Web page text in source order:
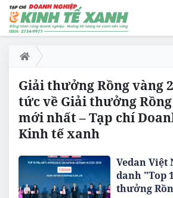
Giải thưởng Rồng vàng
tức về Giải thưởng Rồng
mới nhất – Tạp chí
Kinh tế xanh
Vedan
danh "Top
thưởng